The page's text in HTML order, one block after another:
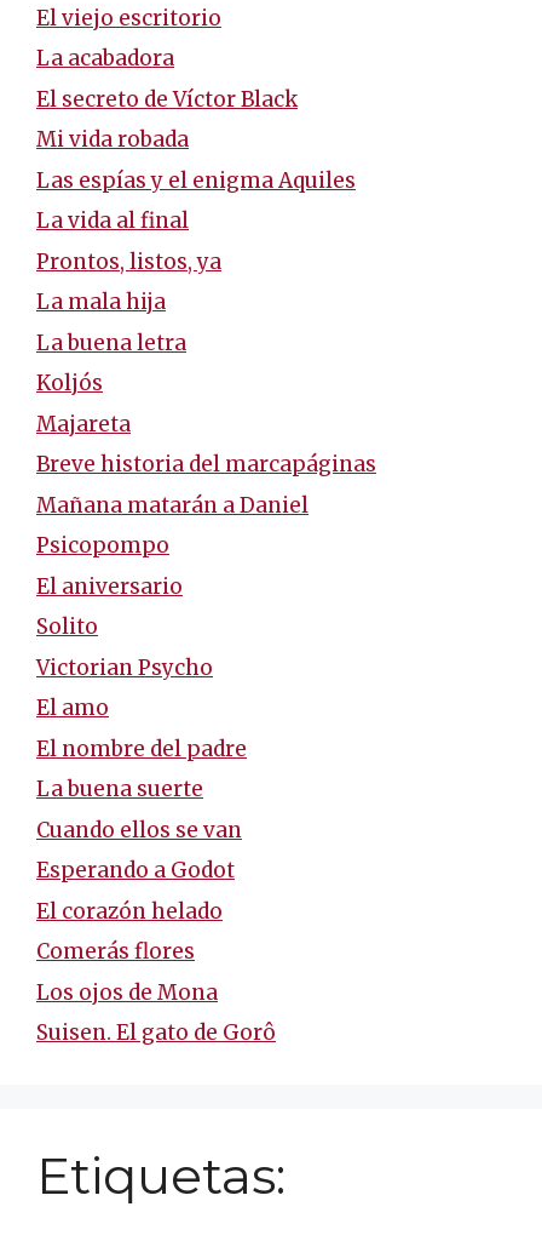
El viejo escritorio
La acabadora
El secreto de Víctor Black
Mi vida robada
Las espías y el enigma Aquiles
La vida al final
Prontos, listos, ya
La mala hija
La buena letra
Koljós
Majareta
Breve historia del marcapáginas
Mañana matarán a Daniel
Psicopompo
El aniversario
Solito
Victorian Psycho
El amo
El nombre del padre
La buena suerte
Cuando ellos se van
Esperando a Godot
El corazón helado
Comerás flores
Los ojos de Mona
Suisen. El gato de Gorô
Etiquetas: